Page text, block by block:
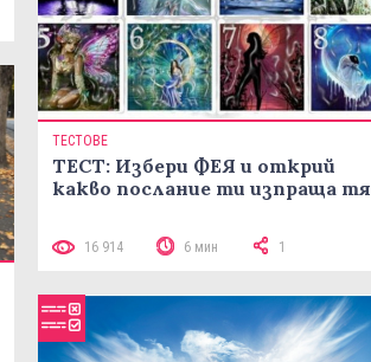
ТЕСТОВЕ
ТЕСТ: Избери ФЕЯ и открий
какво послание ти изпраща тя
16 914 6 мин 1